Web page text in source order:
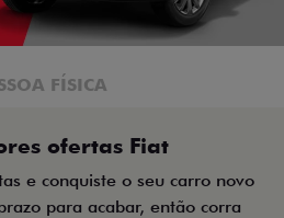
FÍSICA
ofertas Fiat
e conquiste o seu carro novo
para acabar, então corra